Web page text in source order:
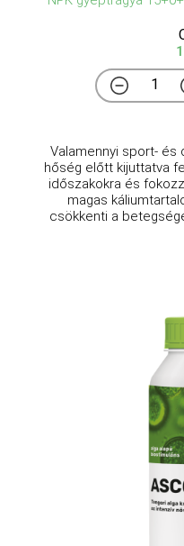
Valamennyi sport- és
hőség előtt kijuttatva
időszakokra és
magas
csökkenti a